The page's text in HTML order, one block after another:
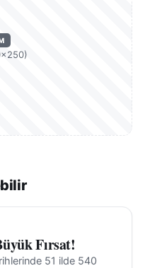
Fırsat!
51 ilde 540